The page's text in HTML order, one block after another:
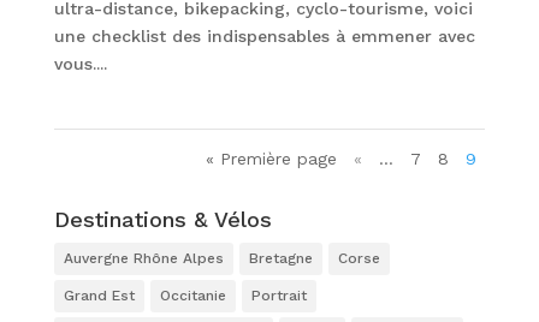
ultra-distance, bikepacking, cyclo-tourisme, voici
une checklist des indispensables à emmener avec
vous....
« Première page « … 7 8 9
Destinations & Vélos
Auvergne Rhône Alpes Bretagne Corse
Grand Est Occitanie Portrait